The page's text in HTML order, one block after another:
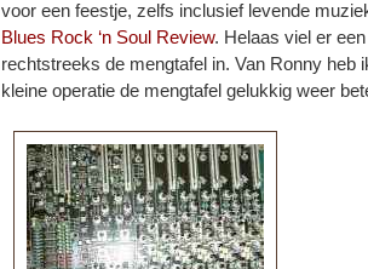
voor een feestje, zelfs inclusief levende
Blues Rock ‘n Soul Review. Helaas viel er
rechtstreeks de mengtafel in. Van Ronny heb
kleine operatie de mengtafel gelukkig weer